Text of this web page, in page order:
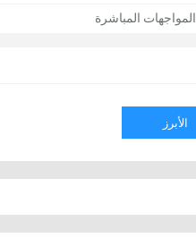
المواجهات المباشرة
الأبرز